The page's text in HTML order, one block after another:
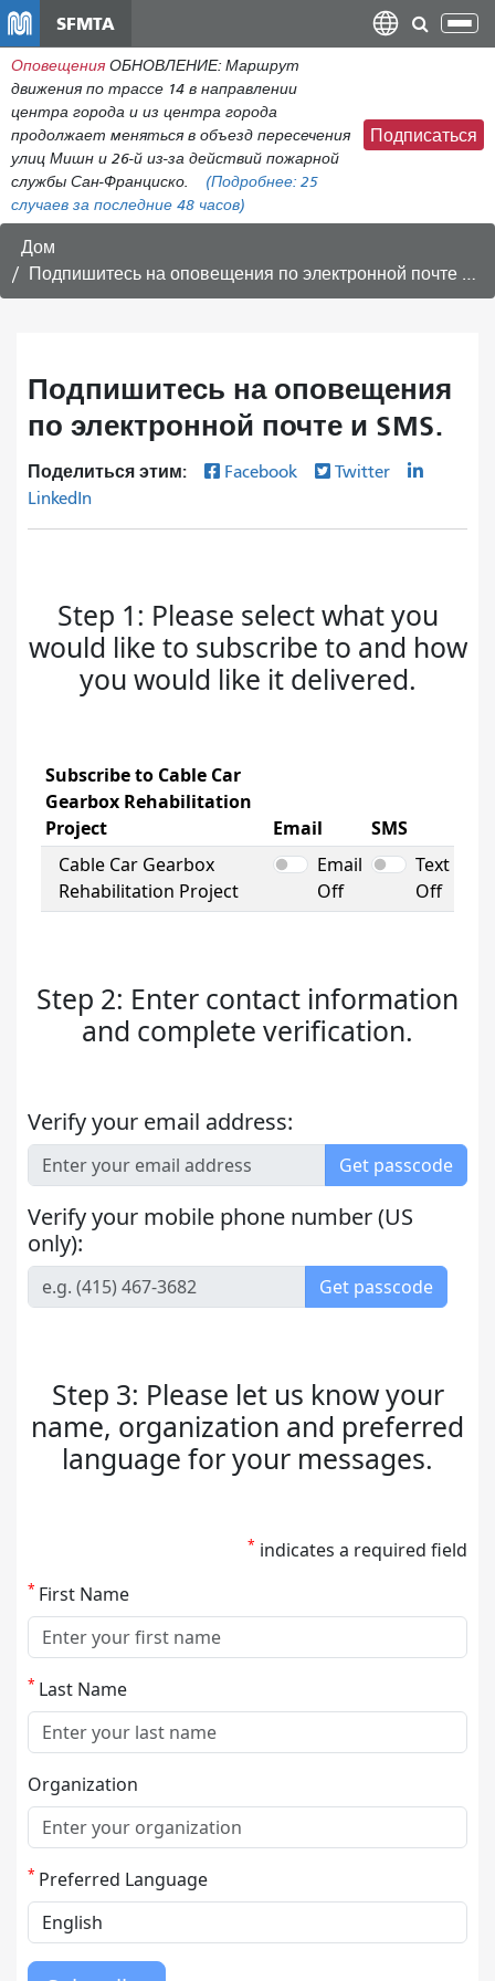
общему
содержанию
SFMTA
Оповещения ОБНОВЛЕНИЕ: Маршрут
движения по трассе 14 в направлении
центра города и из центра города
продолжает меняться в объезд пересечения
улиц Мишн и 26-й из-за действий пожарной
службы Сан-Франциско.
(Подробнее: 25
случаев за последние 48 часов)
Подписаться
Дом
Подпишитесь на оповещения по электронной почте и SMS.
Подпишитесь на оповещения
по электронной почте и SMS.
Поделиться этим: Facebook
Twitter
LinkedIn